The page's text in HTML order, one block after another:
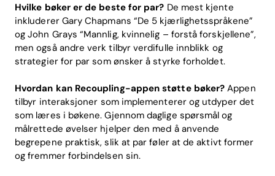
Hvilke bøker er de beste for par? De mest kjente
inkluderer Gary Chapmans “De 5 kjærlighetsspråkene”
og John Grays “Mannlig, kvinnelig – forstå forskjellene”,
men også andre verk tilbyr verdifulle innblikk og
strategier for par som ønsker å styrke forholdet.
Hvordan kan Recoupling-appen støtte bøker? Appen
tilbyr interaksjoner som implementerer og utdyper det
som læres i bøkene. Gjennom daglige spørsmål og
målrettede øvelser hjelper den med å anvende
begrepene praktisk, slik at par føler at de aktivt former
og fremmer forbindelsen sin.